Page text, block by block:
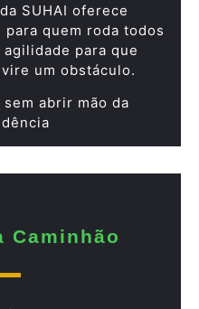
SUHAI oferece
quem roda todos
para que
um obstáculo.
abrir mão da
Caminhão